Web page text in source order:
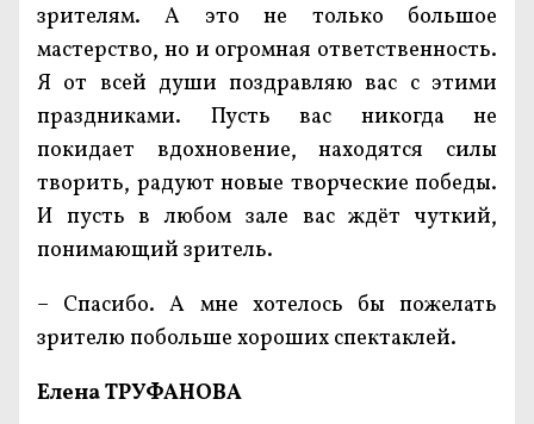
зрителям. А это не только большое
мастерство, но и огромная ответственность.
Я от всей души поздравляю вас с этими
праздниками. Пусть вас никогда не
покидает вдохновение, находятся силы
творить, радуют новые творческие победы.
И пусть в любом зале вас ждёт чуткий,
понимающий зритель.
– Спасибо. А мне хотелось бы пожелать
зрителю побольше хороших спектаклей.
Елена ТРУФАНОВА